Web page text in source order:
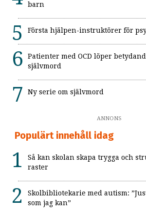
barn
Första hjälpen-instruktörer för
Patienter med OCD löper
självmord
Ny serie om självmord
ANNONS
Populärt innehåll idag
Så kan skolan skapa trygga och
raster
Skolbibliotekarie med autism:
som jag kan”